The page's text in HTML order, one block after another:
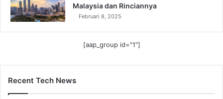
Malaysia dan Rinciannya
Februari 8, 2025
[aap_group id="1"]
Recent Tech News